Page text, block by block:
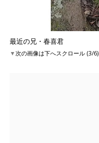
最近の兄・春喜君
▼次の画像は下へスクロール (3/6)